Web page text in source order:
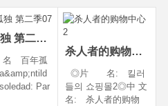
08-04(中国
链接 t
言 汉语普通话◎上
映日期 2026-07
百年孤独 第二季07
百年孤
Par
杀人者的购物中心2
◎片 名: 킬러
들의 쇼핑몰2◎中 文
名: 杀人者的购物